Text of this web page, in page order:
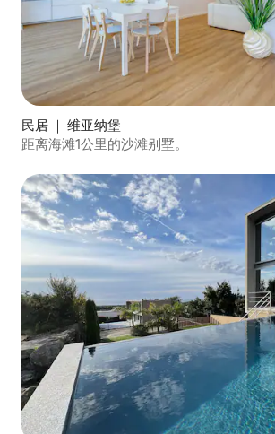
民居 ｜ 维亚纳堡
距离海滩1公里的沙滩别墅。